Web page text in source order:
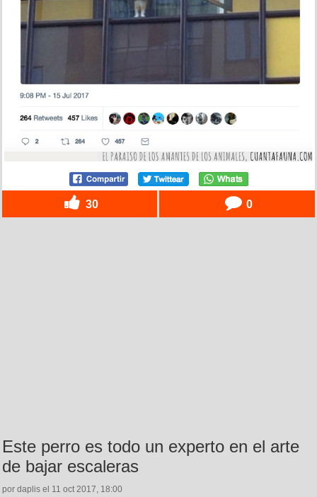
30 0
Este perro es todo un experto en el arte
de bajar escaleras
por daplis el 11 oct 2017, 18:00